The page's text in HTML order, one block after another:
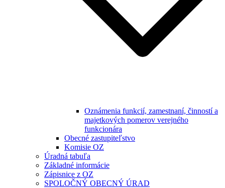
Oznámenia funkcií, zamestnaní, činností a
majetkových pomerov verejného
funkcionára
Obecné zastupiteľstvo
Komisie OZ
Úradná tabuľa
Základné informácie
Zápisnice z OZ
SPOLOČNÝ OBECNÝ ÚRAD